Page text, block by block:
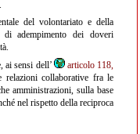
del volontariato e della
di adempimento dei doveri
ai sensi dell’
articolo 118,
collaborative fra le
amministrazioni, sulla base
nel rispetto della reciproca